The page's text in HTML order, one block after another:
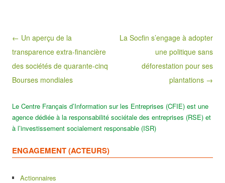
Post navigation
← Un aperçu de la
transparence extra-financière
des sociétés de quarante-cinq
Bourses mondiales
La Socfin s’engage à adopter
une politique sans
déforestation pour ses
plantations →
Le Centre Français d’Information sur les Entreprises (CFIE) est une
agence dédiée à la responsabilité sociétale des entreprises (RSE) et
à l’investissement socialement responsable (ISR)
ENGAGEMENT (ACTEURS)
Actionnaires